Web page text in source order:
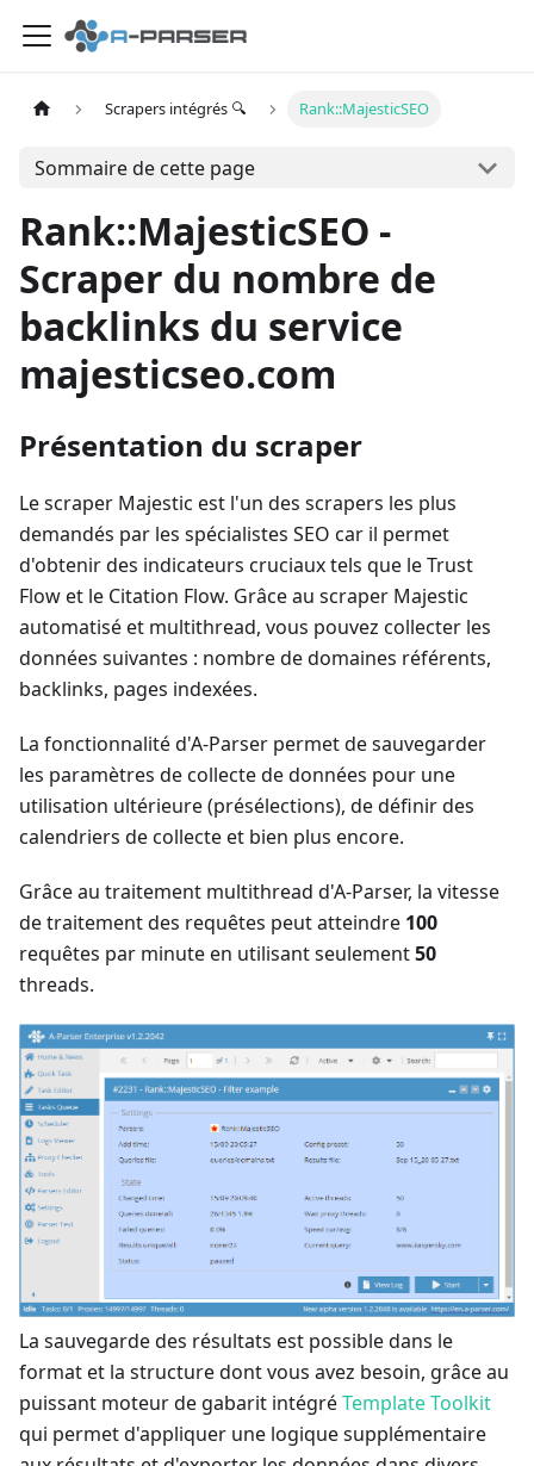
Scrapers intégrés 🔍 Rank::MajesticSEO
Sommaire de cette page
Rank::MajesticSEO -
Scraper du nombre de
backlinks du service
majesticseo.com
Présentation du scraper
Le scraper Majestic est l'un des scrapers les plus
demandés par les spécialistes SEO car il permet
d'obtenir des indicateurs cruciaux tels que le Trust
Flow et le Citation Flow. Grâce au scraper Majestic
automatisé et multithread, vous pouvez collecter les
données suivantes : nombre de domaines référents,
backlinks, pages indexées.
La fonctionnalité d'A-Parser permet de sauvegarder
les paramètres de collecte de données pour une
utilisation ultérieure (présélections), de définir des
calendriers de collecte et bien plus encore.
Grâce au traitement multithread d'A-Parser, la vitesse
de traitement des requêtes peut atteindre 100
requêtes par minute en utilisant seulement50
threads.
La sauvegarde des résultats est possible dans le
format et la structure dont vous avez besoin, grâce au
puissant moteur de gabarit intégréTemplate Toolkit
qui permet d'appliquer une logique supplémentaire